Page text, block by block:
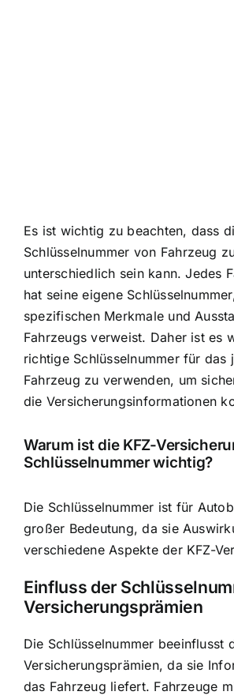
Es ist wichtig zu beachten, dass
Schlüsselnummer von Fahrzeug
unterschiedlich sein kann. Jedes
hat seine eigene
spezifischen Merkmale und
Fahrzeugs verweist. Daher ist es
richtige Schlüsselnummer für das
Fahrzeug zu verwenden, um
die Versicherungsinformationen
Warum ist die KFZ-
Schlüsselnummer wichtig?
Die Schlüsselnummer ist für
großer Bedeutung, da sie
verschiedene Aspekte der KFZ-
Einfluss der
Versicherungsprämien
Die Schlüsselnummer beeinflusst
Versicherungsprämien, da sie
das Fahrzeug liefert. Fahrzeuge